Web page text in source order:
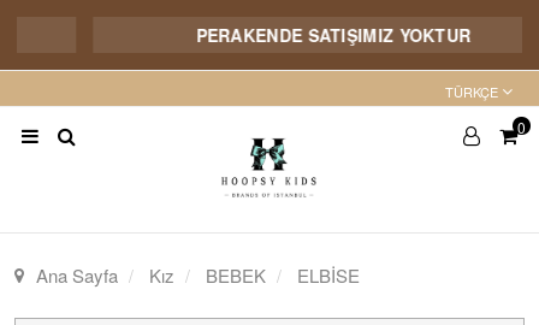
PERAKENDE SATIŞIMIZ YOKTUR
TÜRKÇE
0
Ana Sayfa Kız BEBEK ELBİSE